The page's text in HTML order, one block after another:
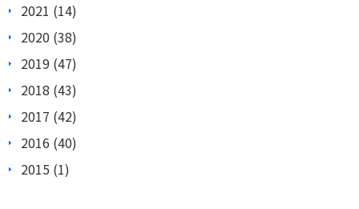
2021 (14)
2020 (38)
2019 (47)
2018 (43)
2017 (42)
2016 (40)
2015 (1)